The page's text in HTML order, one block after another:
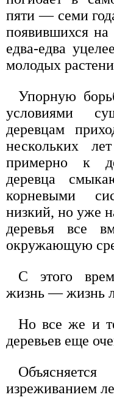
пяти — семи
появившихся
едва-едва
молодых
Упорную
условиями
деревцам
нескольких
примерно к
деревца
корневыми
низкий, но уже
деревья все
окружающую
С этого
жизнь — жизнь
Но все же и
деревьев еще
изреживанием